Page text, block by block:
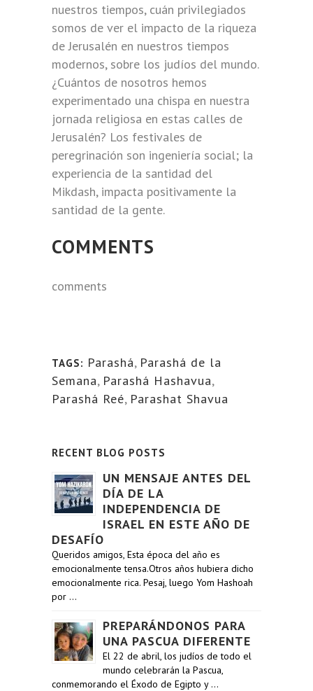
nuestros tiempos, cuán privilegiados
somos de ver el impacto de la riqueza
de Jerusalén en nuestros tiempos
modernos, sobre los judíos del mundo.
¿Cuántos de nosotros hemos
experimentado una chispa en nuestra
jornada religiosa en estas calles de
Jerusalén? Los festivales de
peregrinación son ingeniería social; la
experiencia de la santidad del
Mikdash, impacta positivamente la
santidad de la gente.
COMMENTS
comments
TAGS: Parashá, Parashá de la
Semana, Parashá Hashavua,
Parashá Reé, Parashat Shavua
RECENT BLOG POSTS
UN MENSAJE ANTES DEL
DÍA DE LA
INDEPENDENCIA DE
ISRAEL EN ESTE AÑO DE
DESAFÍO
Queridos amigos, Esta época del año es
emocionalmente tensa.Otros años hubiera dicho
emocionalmente rica. Pesaj, luego Yom Hashoah
por …
PREPARÁNDONOS PARA
UNA PASCUA DIFERENTE
El 22 de abril, los judíos de todo el
mundo celebrarán la Pascua,
conmemorando el Éxodo de Egipto y …